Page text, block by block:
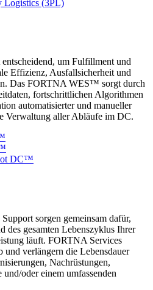
Logistics (3PL)
um Fulfillment und
Effizienz, Ausfallsicherheit und
Das FORTNA WES™ sorgt durch
fortschrittlichen Algorithmen
automatisierter und manueller
Verwaltung aller Abläufe im DC.
DC™
sorgen gemeinsam dafür,
des gesamten Lebenszyklus Ihrer
läuft. FORTNA Services
und verlängern die Lebensdauer
Nachrüstungen,
oder einem umfassenden